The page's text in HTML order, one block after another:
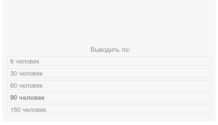
Выводить по:
6 человек
30 человек
60 человек
90 человек
150 человек